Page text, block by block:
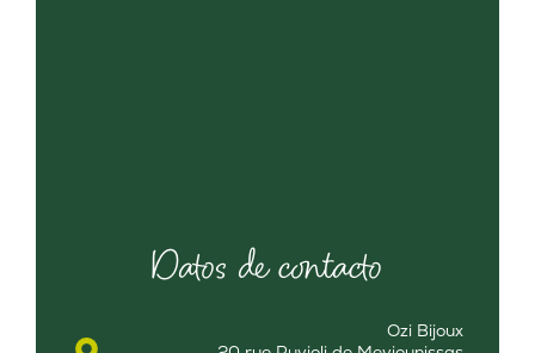
Datos de contacto
Ozi Bijoux